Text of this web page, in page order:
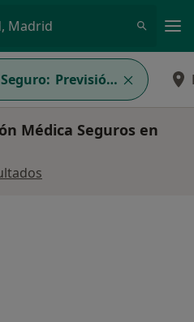
Madrid
Seguro: Previsión Médica
Médica Seguros en